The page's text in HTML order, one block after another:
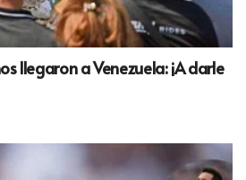
llegaron a Venezuela: ¡A darle